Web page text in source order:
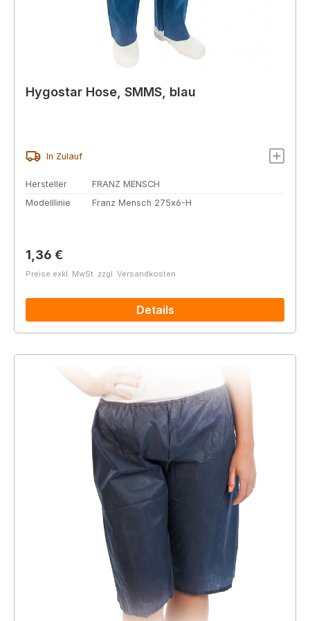
Hygostar Hose, SMMS, blau
In Zulauf
Hersteller
FRANZ MENSCH
Modelllinie
Franz Mensch 275x6-H
Regulärer Preis:
1,36 €
Preise exkl. MwSt. zzgl. Versandkosten
Details